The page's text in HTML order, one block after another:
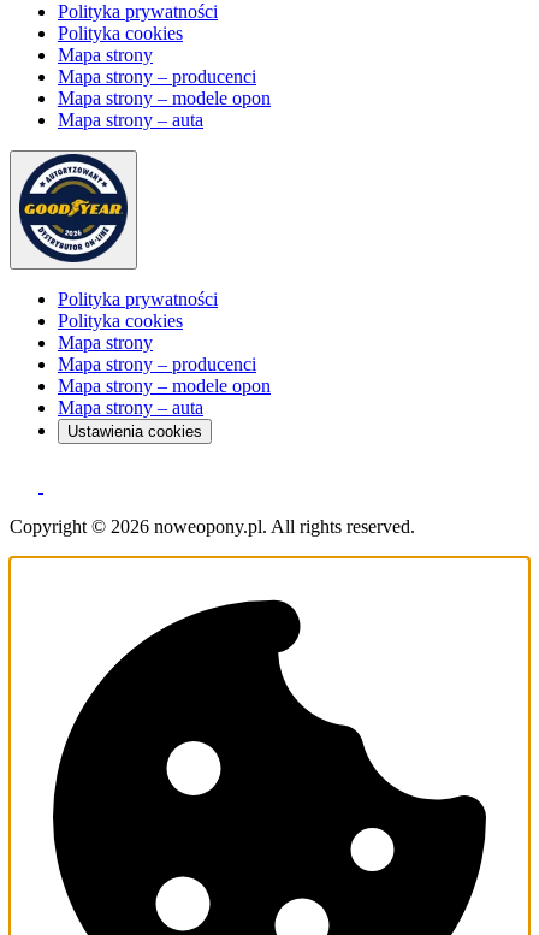
Polityka prywatności
Polityka cookies
Mapa strony
Mapa strony – producenci
Mapa strony – modele opon
Mapa strony – auta
Polityka prywatności
Polityka cookies
Mapa strony
Mapa strony – producenci
Mapa strony – modele opon
Mapa strony – auta
Ustawienia cookies
Copyright © 2026 noweopony.pl. All rights reserved.